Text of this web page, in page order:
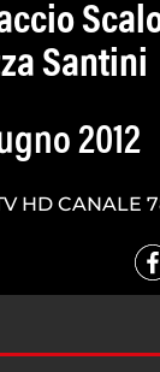
Santini
2012
HD CANALE